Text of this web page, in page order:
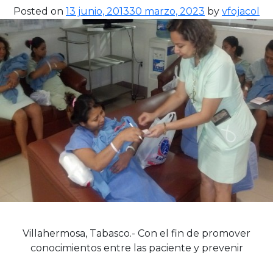
Posted on 13 junio, 201330 marzo, 2023 by vfojacol
Villahermosa, Tabasco.- Con el fin de promover
conocimientos entre las paciente y prevenir